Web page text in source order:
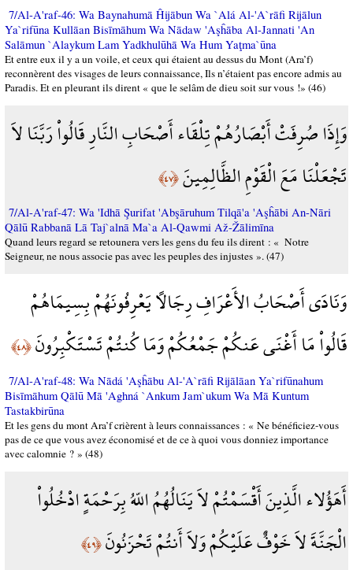
7/Al-A'raf-46: Wa Baynahumā Ĥijābun Wa `Alá Al-'A`rāfi Rijālun
Ya`rifūna Kullāan Bisīmāhum Wa Nādaw 'Aşĥāba Al-Jannati 'An
Salāmun `Alaykum Lam Yadkhulūhā Wa Hum Yaţma`ūna
Et entre eux il y a un voile, et ceux qui étaient au dessus du Mont (Ara’f)
reconnèrent des visages de leurs connaissance, Ils n’étaient pas encore admis au
Paradis. Et en pleurant ils dirent « que le selâm de dieu soit sur vous !» (46)
وَإِذَا صُرِفَتْ أَبْصَارُهُمْ تِلْقَاء أَصْحَابِ النَّارِ قَالُواْ رَبَّنَا لاَ
تَجْعَلْنَا مَعَ الْقَوْمِ الظَّالِمِينَ﴿٤٧﴾
7/Al-A'raf-47: Wa 'Idhā Şurifat 'Abşāruhum Tilqā'a 'Aşĥābi An-Nāri
Qālū Rabbanā Lā Taj`alnā Ma`a Al-Qawmi Až-Žālimīna
Quand leurs regard se retounera vers les gens du feu ils dirent : « Notre
Seigneur, ne nous associe pas avec les peuples des injustes ». (47)
وَنَادَى أَصْحَابُ الأَعْرَافِ رِجَالاً يَعْرِفُونَهُمْ بِسِيمَاهُمْ
قَالُواْ مَا أَغْنَى عَنكُمْ جَمْعُكُمْ وَمَا كُنتُمْ تَسْتَكْبِرُونَ﴿٤٨﴾
7/Al-A'raf-48: Wa Nādá 'Aşĥābu Al-'A`rāfi Rijālāan Ya`rifūnahum
Bisīmāhum Qālū Mā 'Aghná `Ankum Jam`ukum Wa Mā Kuntum
Tastakbirūna
Et les gens du mont Ara’f crièrent à leurs connaissances : « Ne bénéficiez-vous
pas de ce que vous avez économisé et de ce à quoi vous donniez importance
avec calomnie ? » (48)
أَهَؤُلاء الَّذِينَ أَقْسَمْتُمْ لاَ يَنَالُهُمُ اللّهُ بِرَحْمَةٍ ادْخُلُواْ
الْجَنَّةَ لاَ خَوْفٌ عَلَيْكُمْ وَلاَ أَنتُمْ تَحْزَنُونَ﴿٤٩﴾